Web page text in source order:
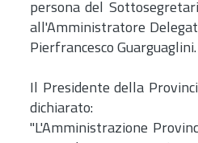
persona del
all'Amministratore
Pierfrancesco Guarguaglini.
Il Presidente della
dichiarato:
"L'Amministrazione